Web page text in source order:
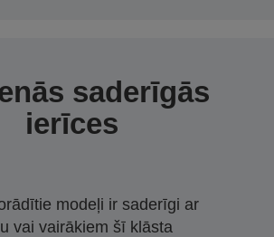
saderīgās
ierīces
modeļi ir saderīgi ar
vai vairākiem šī klāsta